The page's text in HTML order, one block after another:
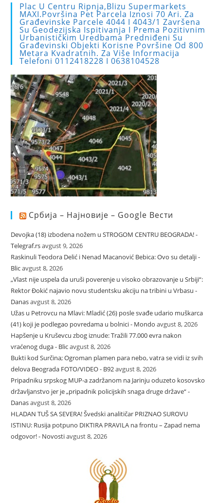
Plac U Centru Ripnja,blizu Supermarkets
MAXI.Površina Pet Parcela Iznosi 70 Ari. Za
Građevinske Parcele 4044 I 4043/1 Završena
Su Geodezijska Ispitivanja I Prema Pozitivnim
Urbanističkim Uredbama Predniđeni Su
Građevinski Objekti Korisne Površine Od 800
Metara Kvadratnih. Za Više Informacija
Telefoni 0112418228 I 0638104528
Србија – Најновије – Google Вести
Devojka (18) izbodena nožem u STROGOM CENTRU BEOGRADA! -
Telegraf.rsavgust 9, 2026
Raskinuli Teodora Delić i Nenad Macanović Bebica: Ovo su detalji -
Blicavgust 8, 2026
„Vlast nije uspela da uruši poverenje u visoko obrazovanje u Srbiji“:
Rektor Đokić najavio novu studentsku akciju na tribini u Vrbasu -
Danasavgust 8, 2026
Užas u Petrovcu na Mlavi: Mladić (26) posle svađe udario muškarca
(41) koji je podlegao povredama u bolnici - Mondo avgust 8, 2026
Hapšenje u Kruševcu zbog iznude: Tražili 77.000 evra nakon
vraćenog duga - Blicavgust 8, 2026
Bukti kod Surčina; Ogroman plamen para nebo, vatra se vidi iz svih
delova Beograda FOTO/VIDEO - B92avgust 8, 2026
Pripadniku srpskog MUP-a zadržanom na Jarinju oduzeto kosovsko
državljanstvo jer je „pripadnik policijskih snaga druge države“ -
Danasavgust 8, 2026
HLADAN TUŠ SA SEVERA! Švedski analitičar PRIZNAO SUROVU
ISTINU: Rusija potpuno DIKTIRA PRAVILA na frontu – Zapad nema
odgovor! - Novostiavgust 8, 2026